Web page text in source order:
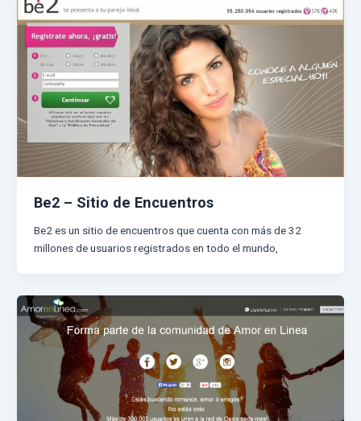
Be2 – Sitio de Encuentros
Be2 es un sitio de encuentros que cuenta con más de 32
millones de usuarios registrados en todo el mundo,